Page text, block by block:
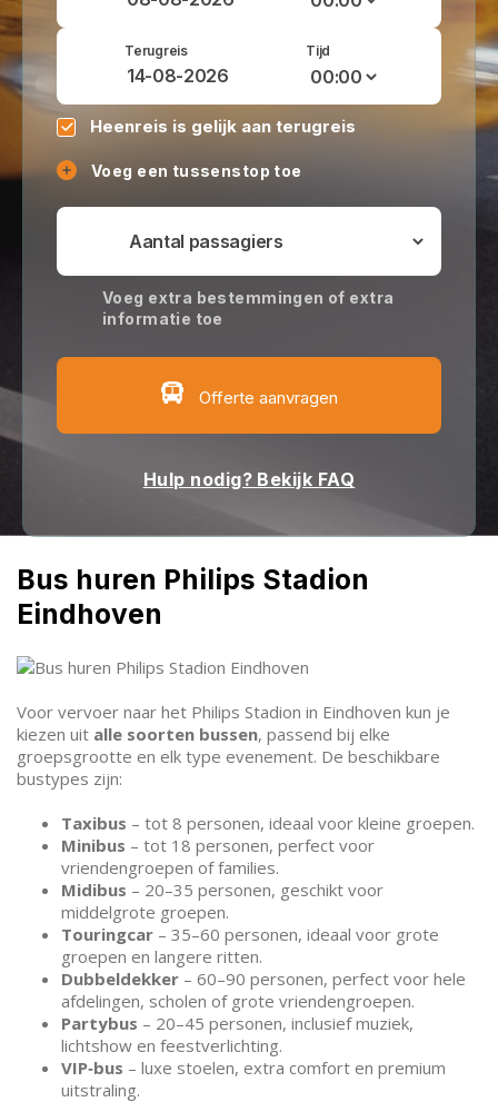
Terugreis Tijd
Heenreis is gelijk aan terugreis
Voeg een tussenstop toe
Voeg extra bestemmingen of extra
informatie toe
Offerte aanvragen
Hulp nodig? Bekijk FAQ
Bus huren Philips Stadion
Eindhoven
Voor vervoer naar het Philips Stadion in Eindhoven kun je
kiezen uit alle soorten bussen, passend bij elke
groepsgrootte en elk type evenement. De beschikbare
bustypes zijn:
Taxibus – tot 8 personen, ideaal voor kleine groepen.
Minibus – tot 18 personen, perfect voor
vriendengroepen of families.
Midibus – 20–35 personen, geschikt voor
middelgrote groepen.
Touringcar – 35–60 personen, ideaal voor grote
groepen en langere ritten.
Dubbeldekker – 60–90 personen, perfect voor hele
afdelingen, scholen of grote vriendengroepen.
Partybus – 20–45 personen, inclusief muziek,
lichtshow en feestverlichting.
VIP‑bus – luxe stoelen, extra comfort en premium
uitstraling.